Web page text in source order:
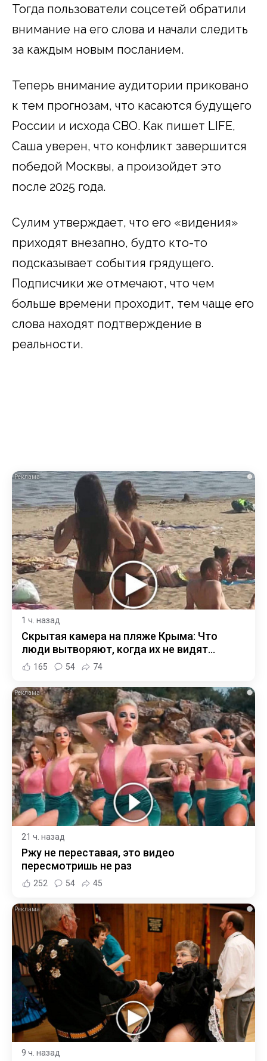
Тогда пользователи соцсетей обратили
внимание на его слова и начали следить
за каждым новым посланием.
Теперь внимание аудитории приковано
к тем прогнозам, что касаются будущего
России и исхода СВО. Как пишет LIFE,
Саша уверен, что конфликт завершится
победой Москвы, а произойдет это
после 2025 года.
Сулим утверждает, что его «видения»
приходят внезапно, будто кто-то
подсказывает события грядущего.
Подписчики же отмечают, что чем
больше времени проходит, тем чаще его
слова находят подтверждение в
реальности.
i
1 ч. назад
Скрытая камера на пляже Крыма: Что
люди вытворяют, когда их не видят...
165 54 74
i
21 ч. назад
Ржу не переставая, это видео
пересмотришь не раз
252 54 45
i
9 ч. назад